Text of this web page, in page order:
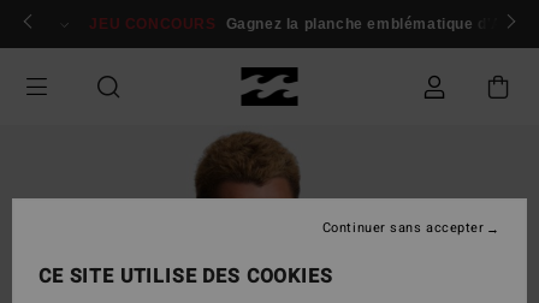
Passer
Se connecter / s'inscrire
JEU CONCOURS Gagnez la planche emblématique d'Andy
CE SITE UTILISE DES COOKIES
Continuer sans accepter